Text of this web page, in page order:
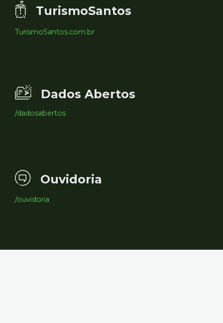
TurismoSantos
TurismoSantos.com.br
Dados Abertos
/dadosabertos
Ouvidoria
/ouvidoria